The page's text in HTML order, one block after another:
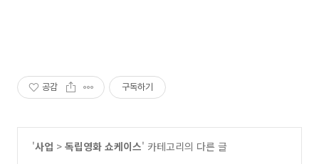
공감 구독하기
'사업 > 독립영화 쇼케이스' 카테고리의 다른 글